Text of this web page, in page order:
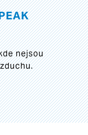
nejsou